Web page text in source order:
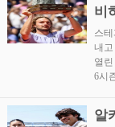
비
스
내
열
6시
알